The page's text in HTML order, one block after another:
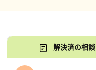
解決済の相談